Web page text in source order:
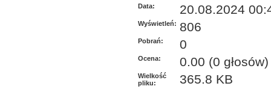
Data:
20.08.2024
Wyświetleń: 806
Pobrań: 0
Ocena: 0.00 (0 głosów)
Wielkość
pliku:
365.8 KB